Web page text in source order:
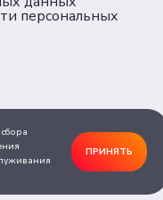
персональных
ПРИНЯТЬ